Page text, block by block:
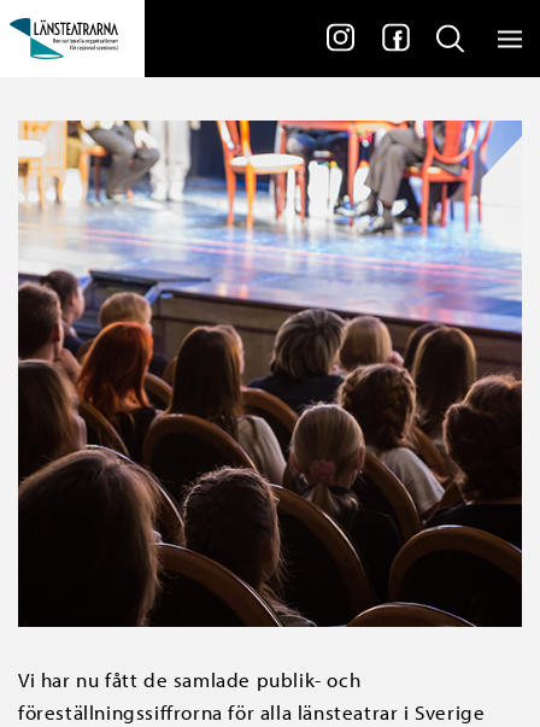
Vi har nu fått de samlade publik- och
föreställningssiffrorna för alla länsteatrar i Sverige